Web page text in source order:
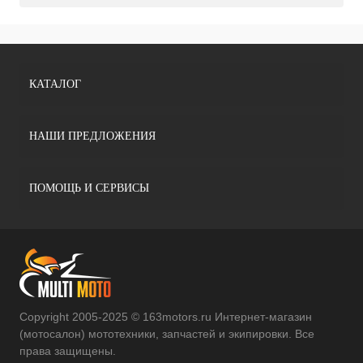
КАТАЛОГ
НАШИ ПРЕДЛОЖЕНИЯ
ПОМОЩЬ И СЕРВИСЫ
Copyright 2005-2025 © 163motors.ru Интернет-магазин
(мотосалон) мототехники, запчастей и экипировки. Все
права защищены.